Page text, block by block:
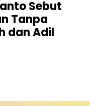
Sebut
Tanpa
dan Adil